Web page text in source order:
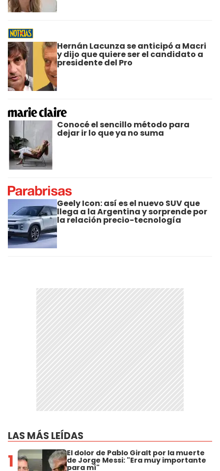
Hernán Lacunza se anticipó a Macri
y dijo que quiere ser el candidato a
presidente del Pro
Conocé el sencillo método para
dejar ir lo que ya no suma
Geely Icon: así es el nuevo SUV que
llega a la Argentina y sorprende por
la relación precio-tecnología
LAS MÁS LEÍDAS
1 El dolor de Pablo Giralt por la muerte
de Jorge Messi: "Era muy importante
para mí"